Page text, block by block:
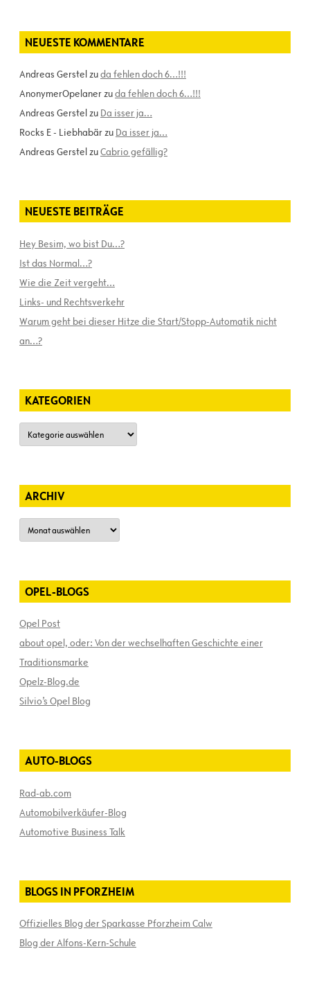
NEUESTE KOMMENTARE
Andreas Gerstel zuda fehlen doch 6…!!!
AnonymerOpelanerzuda fehlen doch 6…!!!
Andreas Gerstel zu Da isser ja…
Rocks E - Liebhabärzu Da isser ja…
Andreas Gerstel zuCabrio gefällig?
NEUESTE BEITRÄGE
Hey Besim, wo bist Du…?
Ist das Normal…?
Wie die Zeit vergeht…
Links- und Rechtsverkehr
Warum geht bei dieser Hitze die Start/Stopp-Automatik nicht
an…?
KATEGORIEN
Kategorien
ARCHIV
Archiv
OPEL-BLOGS
Opel Post
about opel, oder: Von der wechselhaften Geschichte einer
Traditionsmarke
Opelz-Blog.de
Silvio’s Opel Blog
AUTO-BLOGS
Rad-ab.com
Automobilverkäufer-Blog
Automotive Business Talk
BLOGS IN PFORZHEIM
Offizielles Blog der Sparkasse Pforzheim Calw
Blog der Alfons-Kern-Schule